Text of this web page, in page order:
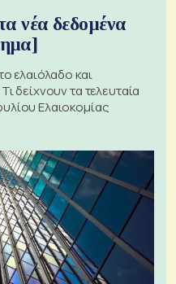
νέα δεδομένα
ελαιόλαδο και
δείχνουν τα τελευταία
Ελαιοκομίας